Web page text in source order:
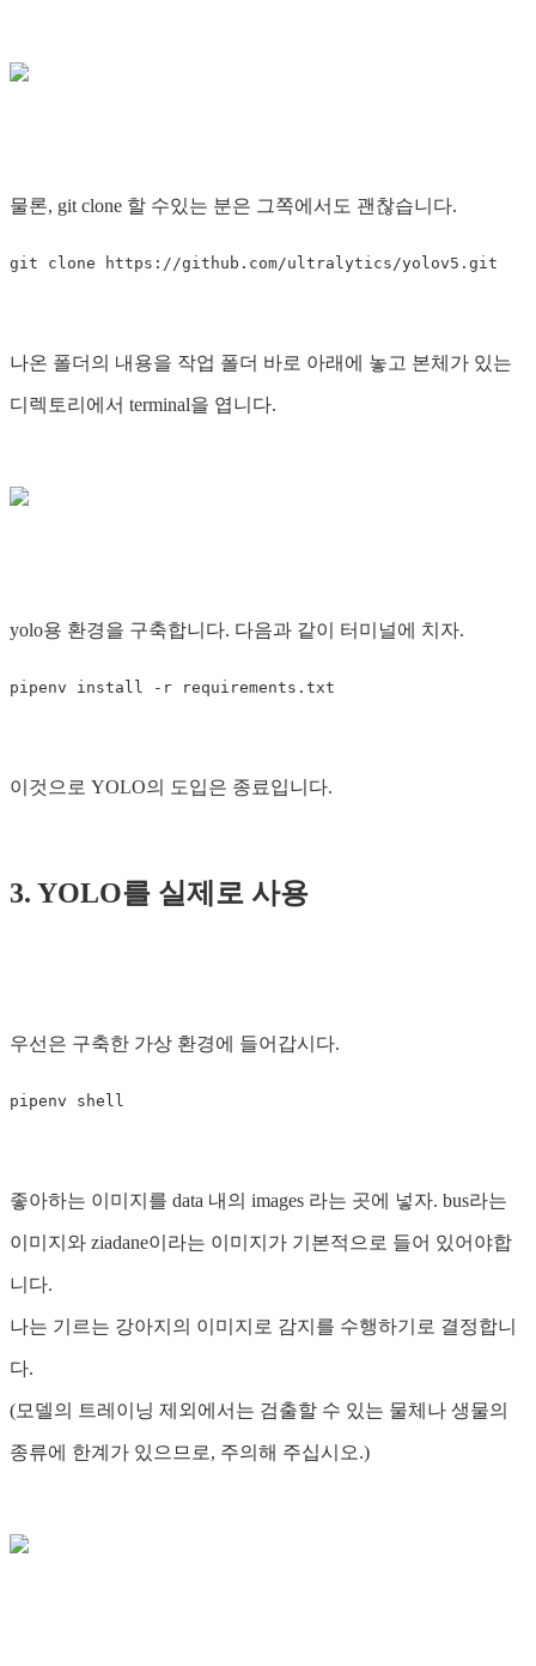
물론, git clone 할 수있는 분은 그쪽에서도 괜찮습니다.
나온 폴더의 내용을 작업 폴더 바로 아래에 놓고 본체가 있는
디렉토리에서 terminal을 엽니다.
yolo용 환경을 구축합니다. 다음과 같이 터미널에 치자.
이것으로 YOLO의 도입은 종료입니다.
3. YOLO를 실제로 사용
우선은 구축한 가상 환경에 들어갑시다.
좋아하는 이미지를 data 내의 images 라는 곳에 넣자. bus라는
이미지와 ziadane이라는 이미지가 기본적으로 들어 있어야합
니다.
나는 기르는 강아지의 이미지로 감지를 수행하기로 결정합니
다.
(모델의 트레이닝 제외에서는 검출할 수 있는 물체나 생물의
종류에 한계가 있으므로, 주의해 주십시오.)